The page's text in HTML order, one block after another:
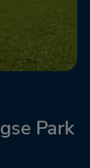
Park